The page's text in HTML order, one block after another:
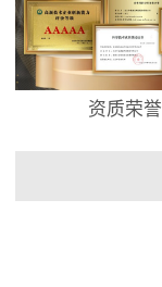
资质荣誉